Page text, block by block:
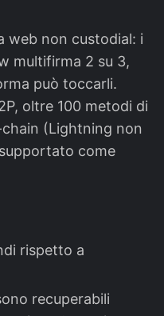
web non custodial: i
multifirma 2 su 3,
può toccarli.
oltre 100 metodi di
(Lightning non
come
rispetto a
recuperabili